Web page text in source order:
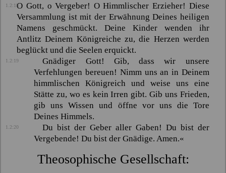
1.2:18O Gott, o Vergeber! O Himmlischer Erzieher! Diese
Versammlung ist mit der Erwähnung Deines heiligen
Namens geschmückt. Deine Kinder wenden ihr
Antlitz Deinem Königreiche zu, die Herzen werden
beglückt und die Seelen erquickt.
1.2:19
Gnädiger Gott! Gib, dass wir unsere
Verfehlungen bereuen! Nimm uns an in Deinem
himmlischen Königreich und weise uns eine
Stätte zu, wo es kein Irren gibt. Gib uns Frieden,
gib uns Wissen und öffne vor uns die Tore
Deines Himmels.
1.2:20
Du bist der Geber aller Gaben! Du bist der
Vergebende! Du bist der Gnädige. Amen.«
Theosophische Gesellschaft: